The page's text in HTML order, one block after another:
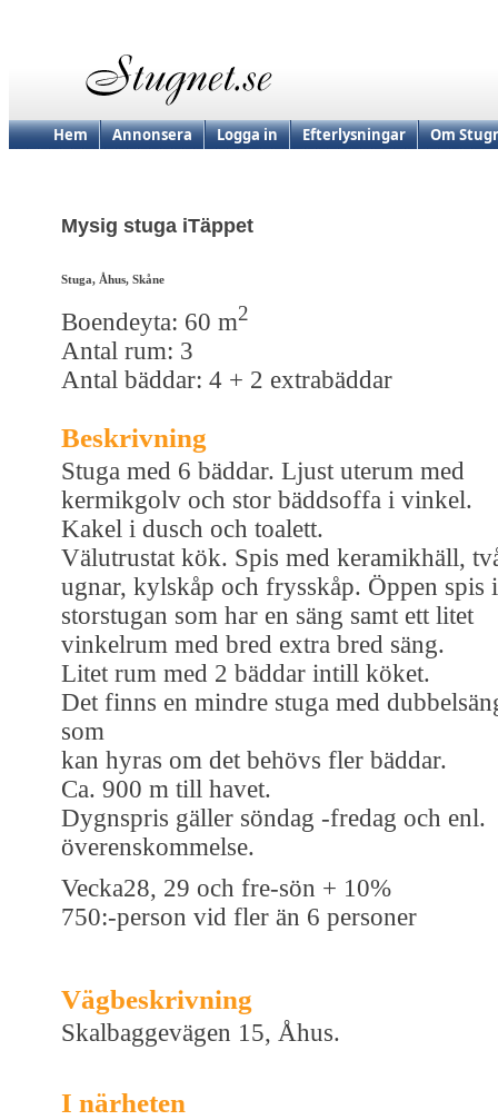
Hem Annonsera Logga in Efterlysningar Om
Mysig stuga iTäppet
Stuga, Åhus, Skåne
Boendeyta: 60 m2
Antal rum: 3
Antal bäddar: 4 + 2 extrabäddar
Beskrivning
Stuga med 6 bäddar. Ljust uterum med
kermikgolv och stor bäddsoffa i vinkel.
Kakel i dusch och toalett.
Välutrustat kök. Spis med keramikhäll,
ugnar, kylskåp och frysskåp. Öppen spis i
storstugan som har en säng samt ett litet
vinkelrum med bred extra bred säng.
Litet rum med 2 bäddar intill köket.
Det finns en mindre stuga med
som
kan hyras om det behövs fler bäddar.
Ca. 900 m till havet.
Dygnspris gäller söndag -fredag och enl.
överenskommelse.
Vecka28, 29 och fre-sön + 10%
750:-person vid fler än 6 personer
Vägbeskrivning
Skalbaggevägen 15, Åhus.
I närheten